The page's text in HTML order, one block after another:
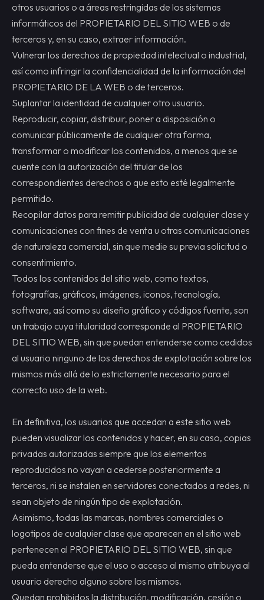
otros usuarios o a áreas restringidas de los sistemas
informáticos del PROPIETARIO DEL SITIO WEB o de
terceros y, en su caso, extraer información.
Vulnerar los derechos de propiedad intelectual o industrial,
así como infringir la confidencialidad de la información del
PROPIETARIO DE LA WEB o de terceros.
Suplantar la identidad de cualquier otro usuario.
Reproducir, copiar, distribuir, poner a disposición o
comunicar públicamente de cualquier otra forma,
transformar o modificar los contenidos, a menos que se
cuente con la autorización del titular de los
correspondientes derechos o que esto esté legalmente
permitido.
Recopilar datos para remitir publicidad de cualquier clase y
comunicaciones con fines de venta u otras comunicaciones
de naturaleza comercial, sin que medie su previa solicitud o
consentimiento.
Todos los contenidos del sitio web, como textos,
fotografías, gráficos, imágenes, iconos, tecnología,
software, así como su diseño gráfico y códigos fuente, son
un trabajo cuya titularidad corresponde al PROPIETARIO
DEL SITIO WEB, sin que puedan entenderse como cedidos
al usuario ninguno de los derechos de explotación sobre los
mismos más allá de lo estrictamente necesario para el
correcto uso de la web.
En definitiva, los usuarios que accedan a este sitio web
pueden visualizar los contenidos y hacer, en su caso, copias
privadas autorizadas siempre que los elementos
reproducidos no vayan a cederse posteriormente a
terceros, ni se instalen en servidores conectados a redes, ni
sean objeto de ningún tipo de explotación.
Asimismo, todas las marcas, nombres comerciales o
logotipos de cualquier clase que aparecen en el sitio web
pertenecen al PROPIETARIO DEL SITIO WEB, sin que
pueda entenderse que el uso o acceso al mismo atribuya al
usuario derecho alguno sobre los mismos.
Quedan prohibidos la distribución, modificación, cesión o